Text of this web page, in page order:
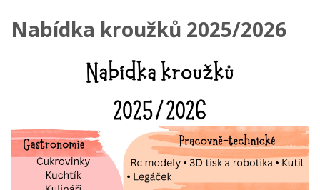
Nabídka kroužků 2025/2026